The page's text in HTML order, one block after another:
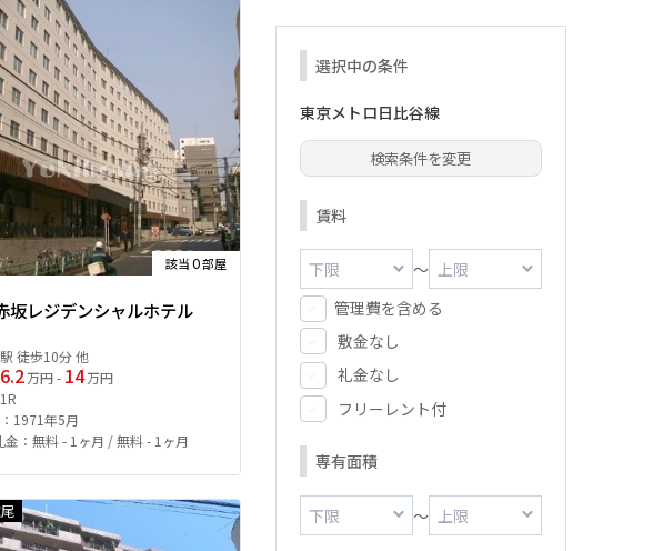
該当 0部屋
坂レジデンシャルホテル
徒歩10分 他
6.2万円 - 14万円
1971年5月
金：無料 - 1ヶ月 / 無料 - 1ヶ月
選択中の条件
東京メトロ日比谷線
検索条件を変更
賃料
～
管理費を含める
敷金なし
礼金なし
フリーレント付
専有面積
～